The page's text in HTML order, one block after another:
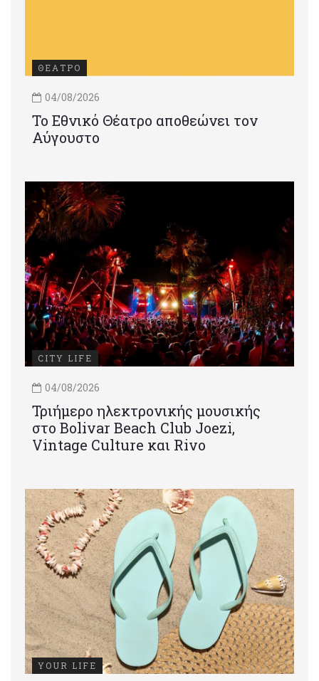
ΘΕΑΤΡΟ
04/08/2026
Το Εθνικό Θέατρο αποθεώνει τον
Αύγουστο
CITY LIFE
04/08/2026
Τριήμερο ηλεκτρονικής μουσικής
στο Bolivar Beach Club Joezi,
Vintage Culture και Rivo
YOUR LIFE